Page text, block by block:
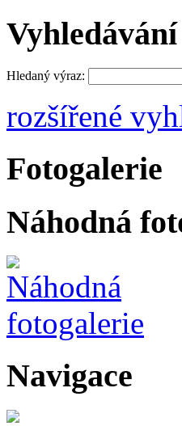
Vyhledávání
Hledaný výraz:
rozšířené
Fotogalerie
Náhodná
Navigace